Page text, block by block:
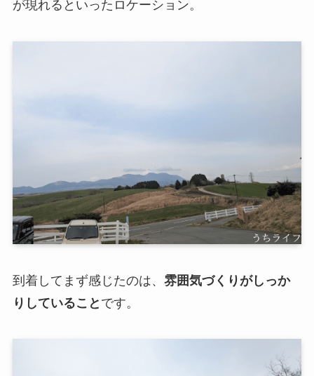
が現れるといったロケーション。
到着してまず感じたのは、 雰囲気づくりがしっか
りしていること です。